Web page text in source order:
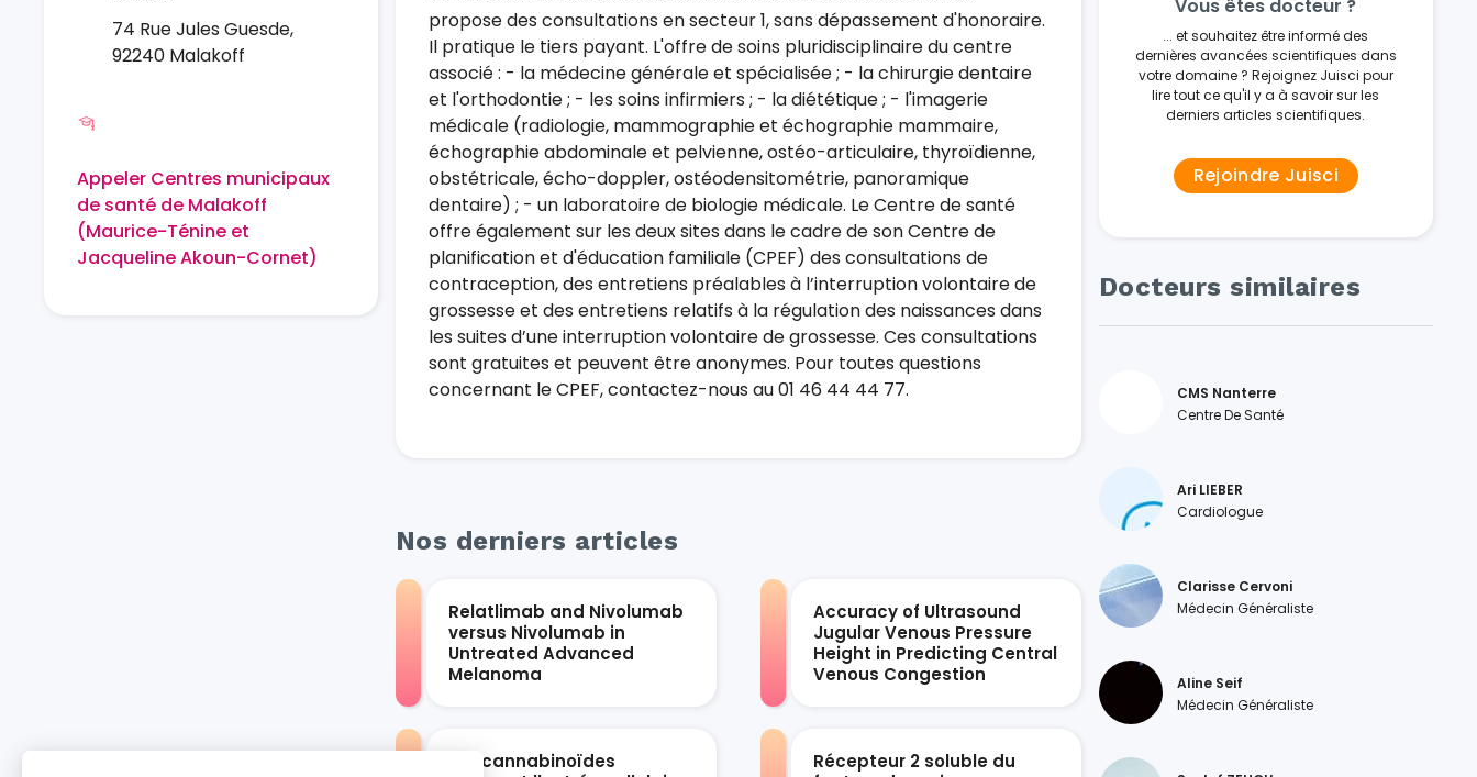
74 Rue Jules Guesde,
92240 Malakoff
Appeler Centres municipaux
de santé de Malakoff
(Maurice-Ténine et
Jacqueline Akoun-Cornet)
propose des consultations en secteur 1, sans dépassement d'honoraire.
Il pratique le tiers payant. L'offre de soins pluridisciplinaire du centre
associé : - la médecine générale et spécialisée ; - la chirurgie dentaire
et l'orthodontie ; - les soins infirmiers ; - la diététique ; - l'imagerie
médicale (radiologie, mammographie et échographie mammaire,
échographie abdominale et pelvienne, ostéo-articulaire, thyroïdienne,
obstétricale, écho-doppler, ostéodensitométrie, panoramique
dentaire) ; - un laboratoire de biologie médicale. Le Centre de santé
offre également sur les deux sites dans le cadre de son Centre de
planification et d'éducation familiale (CPEF) des consultations de
contraception, des entretiens préalables à l’interruption volontaire de
grossesse et des entretiens relatifs à la régulation des naissances dans
les suites d’une interruption volontaire de grossesse. Ces consultations
sont gratuites et peuvent être anonymes. Pour toutes questions
concernant le CPEF, contactez-nous au 01 46 44 44 77.
Nos derniers articles
Relatlimab and Nivolumab
versus Nivolumab in
Untreated Advanced
Melanoma
Accuracy of Ultrasound
Jugular Venous Pressure
Height in Predicting Central
Venous Congestion
Les cannabinoïdes
Récepteur 2 soluble du
Vous êtes docteur ?
... et souhaitez être informé des
dernières avancées scientifiques dans
votre domaine ? Rejoignez Juisci pour
lire tout ce qu'il y a à savoir sur les
derniers articles scientifiques.
Rejoindre Juisci
Docteurs similaires
CMS Nanterre
Centre De Santé
Ari LIEBER
Cardiologue
Clarisse Cervoni
Médecin Généraliste
Aline Seif
Médecin Généraliste